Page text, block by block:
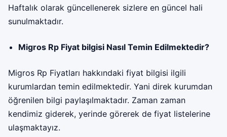
Haftalık olarak güncellenerek sizlere en güncel hali
sunulmaktadır.
Migros Rp Fiyat bilgisi Nasıl Temin Edilmektedir?
Migros Rp Fiyatları hakkındaki fiyat bilgisi ilgili
kurumlardan temin edilmektedir. Yani direk kurumdan
öğrenilen bilgi paylaşılmaktadır. Zaman zaman
kendimiz giderek, yerinde görerek de fiyat listelerine
ulaşmaktayız.